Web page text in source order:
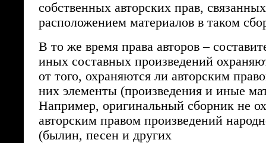
собственных авторских прав,
расположением материалов в таком
В то же время права авторов –
иных составных произведений
от того, охраняются ли авторским
них элементы (произведения и иные
Например, оригинальный сборник не
авторским правом произведений
(былин, песен и других